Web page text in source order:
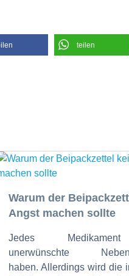
teilen
Warum der
Angst machen sollte
Jedes
unerwünschte
haben. Allerdings wird die